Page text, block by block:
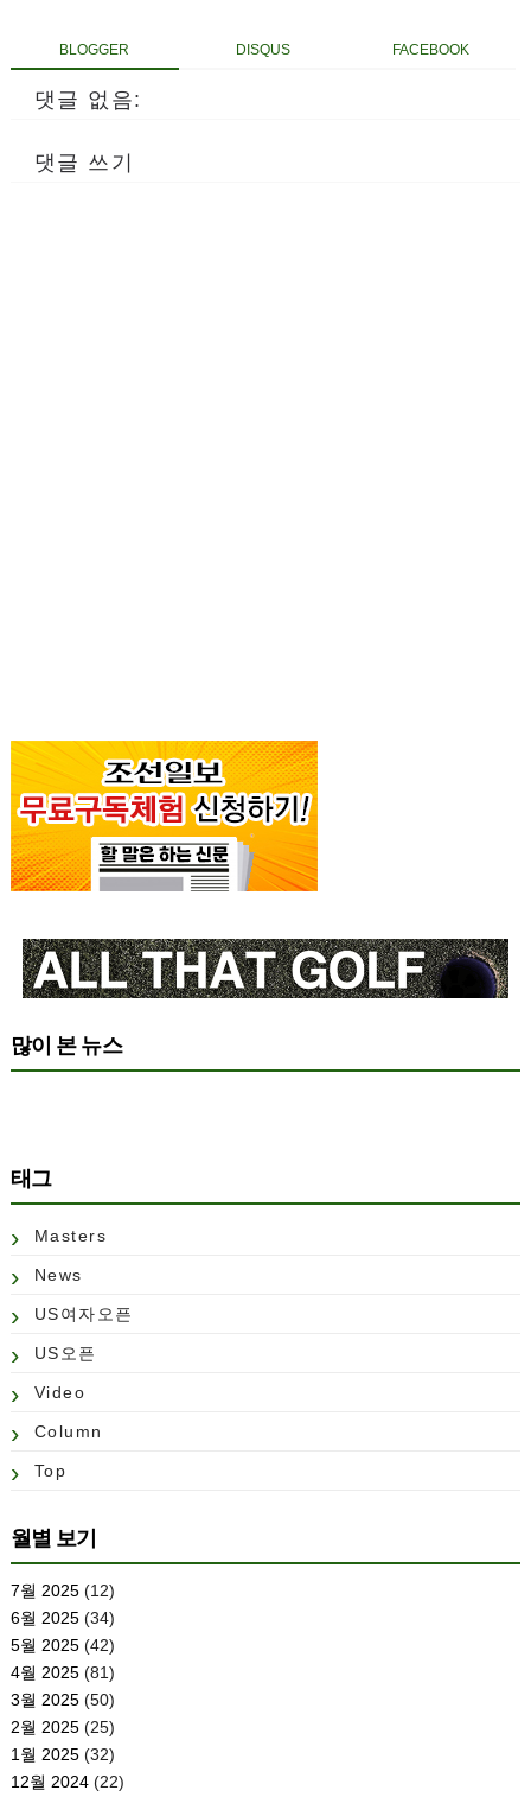
BLOGGER DISQUS FACEBOOK
댓글 없음:
댓글 쓰기
많이 본 뉴스
태그
Masters
News
US여자오픈
US오픈
Video
Column
Top
월별 보기
7월 2025(12)
6월 2025(34)
5월 2025(42)
4월 2025(81)
3월 2025(50)
2월 2025(25)
1월 2025(32)
12월 2024(22)